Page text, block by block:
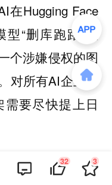
在Hugging Face
“删库跑路”大
个涉嫌侵权的图
对所有AI企业而
要尽快提上日
“智东西”（ID：
32 3